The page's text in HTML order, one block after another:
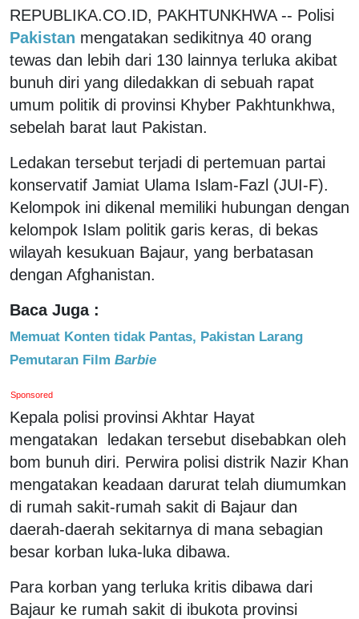
REPUBLIKA.CO.ID, PAKHTUNKHWA -- Polisi
Pakistan mengatakan sedikitnya 40 orang
tewas dan lebih dari 130 lainnya terluka akibat
bunuh diri yang diledakkan di sebuah rapat
umum politik di provinsi Khyber Pakhtunkhwa,
sebelah barat laut Pakistan.
Ledakan tersebut terjadi di pertemuan partai
konservatif Jamiat Ulama Islam-Fazl (JUI-F).
Kelompok ini dikenal memiliki hubungan dengan
kelompok Islam politik garis keras, di bekas
wilayah kesukuan Bajaur, yang berbatasan
dengan Afghanistan.
Baca Juga :
Memuat Konten tidak Pantas, Pakistan Larang
Pemutaran Film Barbie
Sponsored
Kepala polisi provinsi Akhtar Hayat
mengatakan ledakan tersebut disebabkan oleh
bom bunuh diri. Perwira polisi distrik Nazir Khan
mengatakan keadaan darurat telah diumumkan
di rumah sakit-rumah sakit di Bajaur dan
daerah-daerah sekitarnya di mana sebagian
besar korban luka-luka dibawa.
Para korban yang terluka kritis dibawa dari
Bajaur ke rumah sakit di ibukota provinsi